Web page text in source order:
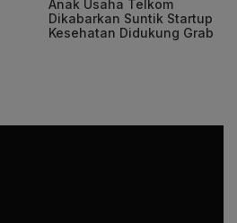
Anak Usaha Telkom
Dikabarkan Suntik Startup
Kesehatan Didukung Grab